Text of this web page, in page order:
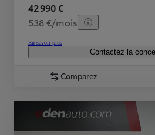
42 990 €
538 €/mois
En savoir plus
Contactez la
Comparez